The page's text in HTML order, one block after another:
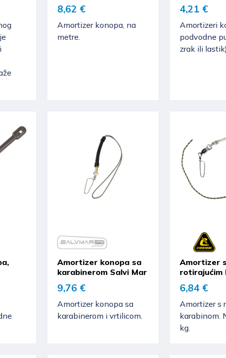
8,62 €
Amortizer konopa, na
metre.
4,21 €
Amortizeri
podvodne
zrak ili lastik).
Amortizer konopa sa
karabinerom Salvi Mar
9,76 €
Amortizer konopa sa
karabinerom i vrtilicom.
Amortizer s
rotirajućim
6,84 €
Amortizer s
karabinom.
kg.